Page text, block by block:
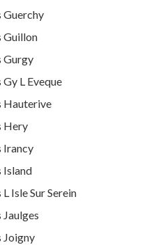
Guerchy
Guillon
Gurgy
L Eveque
Hauterive
Hery
Irancy
Island
Isle Sur Serein
Joigny